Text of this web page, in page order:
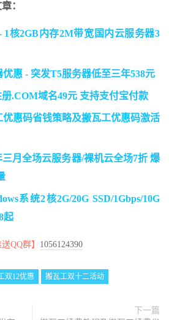
：
1核2GB内存2M带宽国内云服务器3
优惠 - 突发T5服务器低至三年538元
册.COM域名49元 支持支付宝付款
优惠码省钱策略及搬瓦工优惠码激活
月全场云服务器/裸机云全场7折 爆
系统2核2G/20G SSD/1Gbps/10G
起
QQ群】 1056124390
双12优惠 搬瓦工双十二活动
下一篇